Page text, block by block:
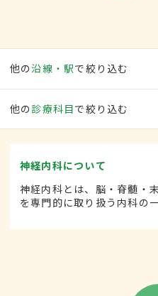
他の沿線・駅で絞り込む
他の 診療科目で絞り込む
神経内科について
神経内科とは、脳・脊髄・
を専門的に取り扱う内科の